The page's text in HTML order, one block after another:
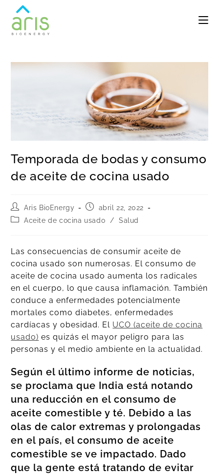
Temporada de bodas y consumo
de aceite de cocina usado
Aris BioEnergy
abril 22, 2022
Aceite de cocina usado
/ Salud
Las consecuencias de consumir aceite de
cocina usado son numerosas. El consumo de
aceite de cocina usado aumenta los radicales
en el cuerpo, lo que causa inflamación. También
conduce a enfermedades potencialmente
mortales como diabetes, enfermedades
cardíacas y obesidad. El UCO (aceite de cocina
usado) es quizás el mayor peligro para las
personas y el medio ambiente en la actualidad.
Según el último informe de noticias,
se proclama que India está notando
una reducción en el consumo de
aceite comestible y té. Debido a las
olas de calor extremas y prolongadas
en el país, el consumo de aceite
comestible se ve impactado. Dado
que la gente está tratando de evitar